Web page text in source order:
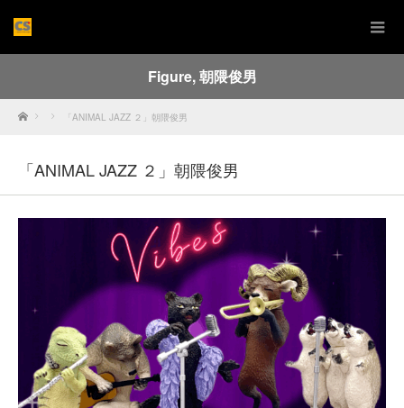
Figure,朝隈俊男
Home 「ANIMAL JAZZ ２」朝隈俊男
「ANIMAL JAZZ ２」朝隈俊男